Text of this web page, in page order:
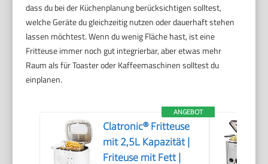
dass du bei der Küchenplanung berücksichtigen solltest,
welche Geräte du gleichzeitig nutzen oder dauerhaft stehen
lassen möchtest. Wenn du wenig Fläche hast, ist eine
Fritteuse immer noch gut integrierbar, aber etwas mehr
Raum als für Toaster oder Kaffeemaschinen solltest du
einplanen.
ANGEBOT
Clatronic® Fritteuse
mit 2,5L Kapazität |
Friteuse mit Fett |